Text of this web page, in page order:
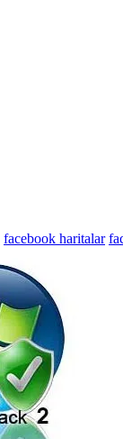
facebook haritalar